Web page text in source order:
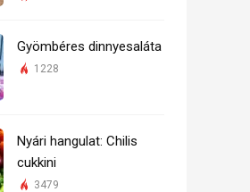
Gyömbéres dinnyesaláta
1228
Nyári hangulat: Chilis
cukkini
3479